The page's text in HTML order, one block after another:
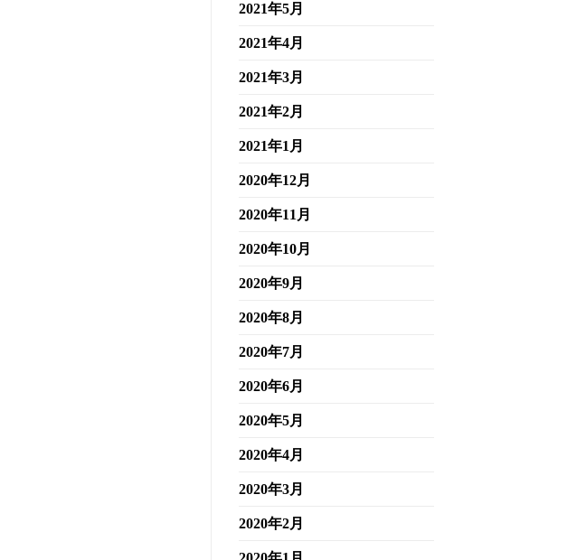
2021年5月
2021年4月
2021年3月
2021年2月
2021年1月
2020年12月
2020年11月
2020年10月
2020年9月
2020年8月
2020年7月
2020年6月
2020年5月
2020年4月
2020年3月
2020年2月